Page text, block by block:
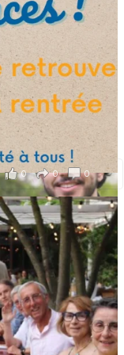
investissez pour
!
des bachelors, des
technologique et
pro
0 0 0
/ travaillant
convivial de
et à Alexandre